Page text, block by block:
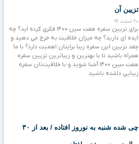
تزیین آن
20 اسفند 99
برای تزیین سفره هفت سین ۱۴۰۰ فکری کرده اید؟ چه
ایده ای دارید؟ چه میزان خلاقیت به خرج می دهید و
چقد تزیین این سفره زیبا برایتان اهمیت دارد؟ با ما
همراه باشید تا با بهترین و زیباترین تزیین سفره
هفت سین ۱۴۰۰ آشنا شوید و با خلاقیت‌تان سفره
زیبایی داشته باشید.
چی شده شنبه به نوروز افتاده / بعد از ۳۰